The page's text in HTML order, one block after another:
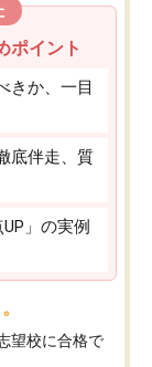
ポイント
きか、一目
底伴走、質
」の実例
望校に合格で